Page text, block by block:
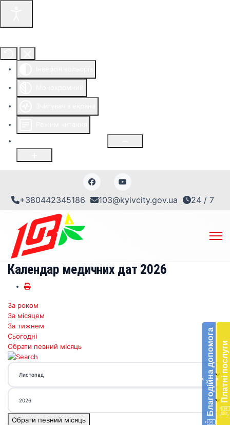
+380442345186 103@kyivcity.gov.ua 24 / 7
‹ Благодійна допомогав
‹ Платні послуги
Календар медичних дат 2026
За роком
За місяцем
За тижнем
Сьогодні
Обрати певний місяць
Обрати певний місяць